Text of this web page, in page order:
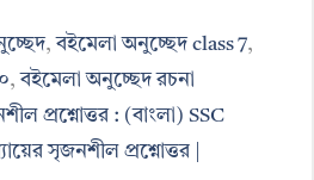
,বইমেলা অনুচ্ছেদ class 7,
,বইমেলা অনুচ্ছেদ রচনা
প্রশ্নোত্তর : (বাংলা) SSC
সৃজনশীল প্রশ্নোত্তর |